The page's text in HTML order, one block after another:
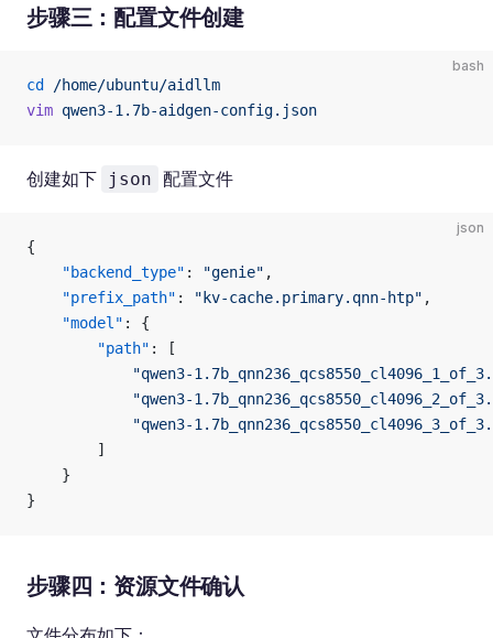
步骤三：配置文件创建
bash
cd
/home/ubuntu/aidllm
vim qwen3-1.7b-aidgen-config.json
创建如下 json 配置文件
json
{
    "backend_type"
: "genie" ,
    "prefix_path"
: "kv-cache.primary.qnn-htp" ,
    "model"
: {
        "path"
: [
"qwen3-
"qwen3-
"qwen3-
        ]
    }
}
步骤四：资源文件确认